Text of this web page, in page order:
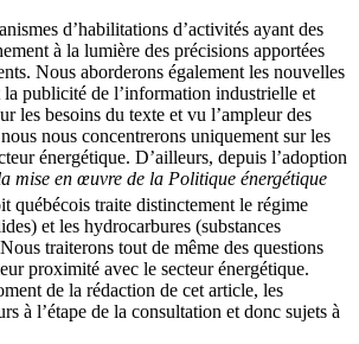
d’habilitations d’activités ayant des
à la lumière des précisions apportées
Nous aborderons également les nouvelles
publicité de l’information industrielle et
les besoins du texte et vu l’ampleur des
nous concentrerons uniquement sur les
énergétique. D’ailleurs, depuis l’adoption
mise en œuvre de la Politique énergétique
québécois traite distinctement le régime
et les hydrocarbures (substances
traiterons tout de même des questions
proximité avec le secteur énergétique.
de la rédaction de cet article, les
à l’étape de la consultation et donc sujets à